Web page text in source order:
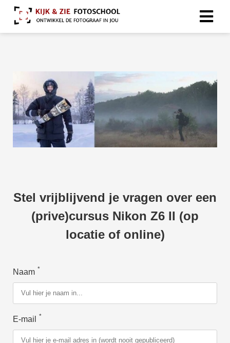
Stel vrijblijvend je vragen over een
(prive)cursus Nikon Z6 II (op
locatie of online)
Naam *
E-mail *